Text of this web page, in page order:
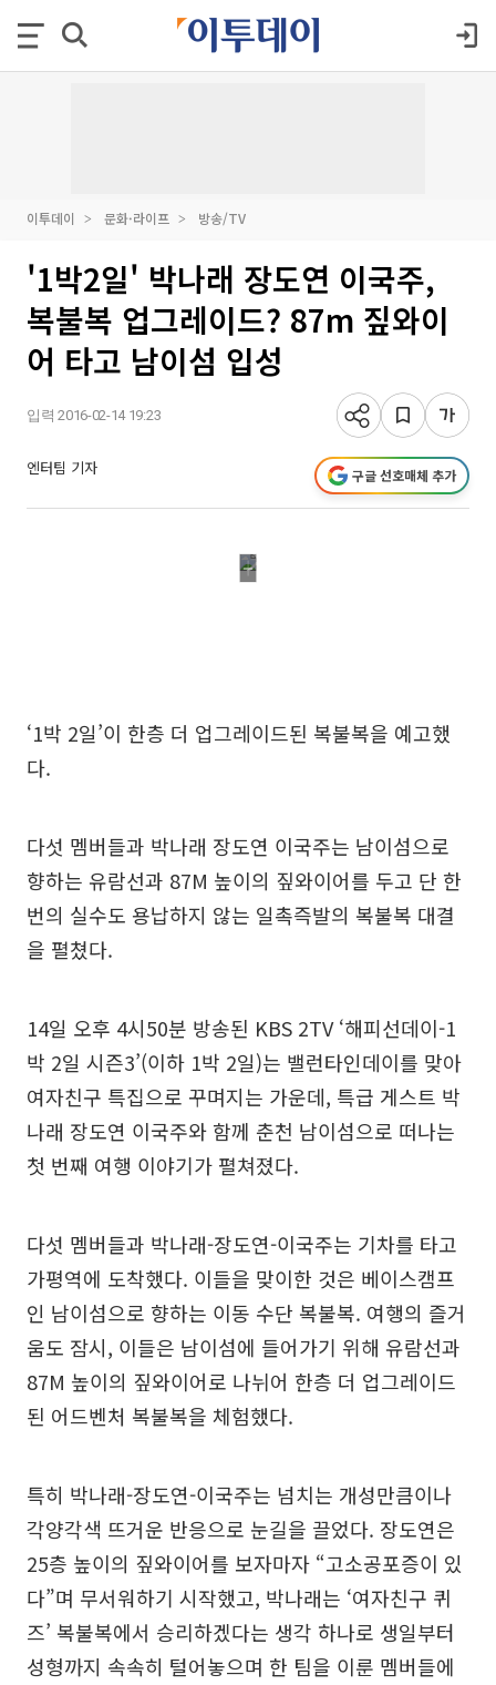
이투데이 문화·라이프 방송/TV
'1박2일' 박나래 장도연 이국주,
복불복 업그레이드? 87m 짚와이
어 타고 남이섬 입성
입력 2016-02-14 19:23
엔터팀 기자 구글 선호매체 추가
‘1박 2일’이 한층 더 업그레이드된 복불복을 예고했
다.
다섯 멤버들과 박나래 장도연 이국주는 남이섬으로
향하는 유람선과 87M 높이의 짚와이어를 두고 단 한
번의 실수도 용납하지 않는 일촉즉발의 복불복 대결
을 펼쳤다.
14일 오후 4시50분 방송된 KBS 2TV ‘해피선데이-1
박 2일 시즌3’(이하 1박 2일)는 밸런타인데이를 맞아
여자친구 특집으로 꾸며지는 가운데, 특급 게스트 박
나래 장도연 이국주와 함께 춘천 남이섬으로 떠나는
첫 번째 여행 이야기가 펼쳐졌다.
다섯 멤버들과 박나래-장도연-이국주는 기차를 타고
가평역에 도착했다. 이들을 맞이한 것은 베이스캠프
인 남이섬으로 향하는 이동 수단 복불복. 여행의 즐거
움도 잠시, 이들은 남이섬에 들어가기 위해 유람선과
87M 높이의 짚와이어로 나뉘어 한층 더 업그레이드
된 어드벤처 복불복을 체험했다.
특히 박나래-장도연-이국주는 넘치는 개성만큼이나
각양각색 뜨거운 반응으로 눈길을 끌었다. 장도연은
25층 높이의 짚와이어를 보자마자 “고소공포증이 있
다”며 무서워하기 시작했고, 박나래는 ‘여자친구 퀴
즈’ 복불복에서 승리하겠다는 생각 하나로 생일부터
성형까지 속속히 털어놓으며 한 팀을 이룬 멤버들에